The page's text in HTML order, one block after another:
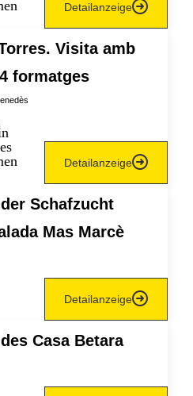
Detailanzeige
Visita amb
formatges
Detailanzeige
Schafzucht
Mas Marcè
Detailanzeige
Casa Betara